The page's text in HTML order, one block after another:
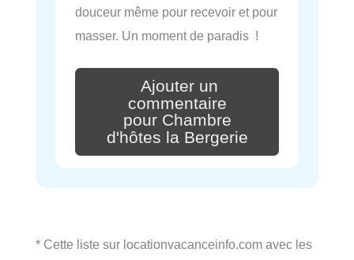
douceur même pour recevoir et pour
masser. Un moment de paradis !
Ajouter un
commentaire
pour Chambre
d'hôtes la Bergerie
* Cette liste sur locationvacanceinfo.com avec les